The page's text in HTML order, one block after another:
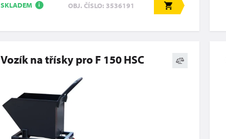
SKLADEM i OBJ. ČÍSLO: 3536191
Vozík na třísky pro F 150 HSC